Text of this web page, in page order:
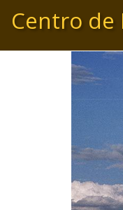
contenido
principal
Centro de